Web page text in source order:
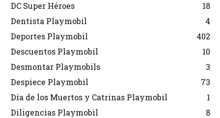
DC Super Héroes
18
Dentista Playmobil
4
Deportes Playmobil
402
Descuentos Playmobil
10
Desmontar Playmobils
3
Despiece Playmobil
73
Día de los Muertos y Catrinas Playmobil
1
Diligencias Playmobil
8